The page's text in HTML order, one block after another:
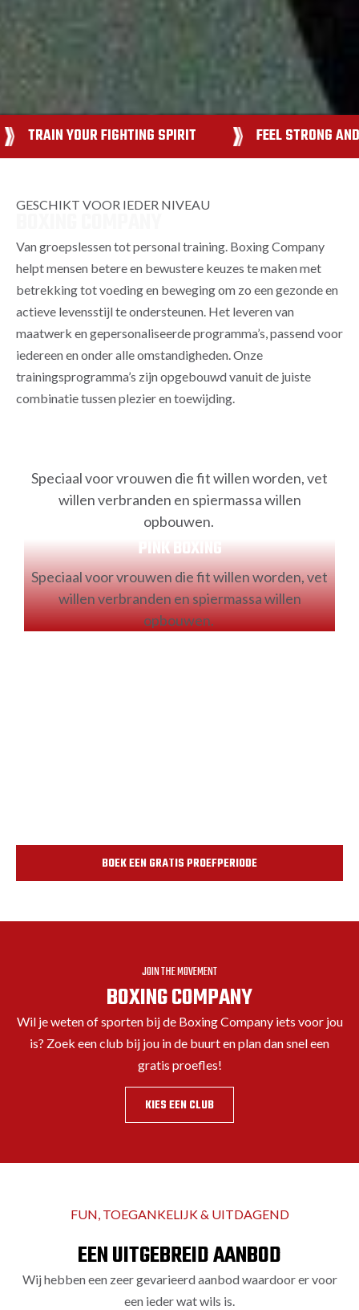
TRAIN YOUR FIGHTING SPIRIT FEEL STRONG
GESCHIKT VOOR IEDER NIVEAU
Van groepslessen tot personal training. Boxing Company
helpt mensen betere en bewustere keuzes te maken met
betrekking tot voeding en beweging om zo een gezonde en
actieve levensstijl te ondersteunen. Het leveren van
maatwerk en gepersonaliseerde programma’s, passend voor
iedereen en onder alle omstandigheden. Onze
trainingsprogramma’s zijn opgebouwd vanuit de juiste
combinatie tussen plezier en toewijding.
Speciaal voor vrouwen die fit willen worden, vet
willen verbranden en spiermassa willen
opbouwen.
PINK BOXING
Speciaal voor vrouwen die fit willen worden, vet
willen verbranden en spiermassa willen
opbouwen.
BOEK EEN GRATIS PROEFPERIODE
JOIN THE MOVEMENT
BOXING COMPANY
Wil je weten of sporten bij de Boxing Company iets voor jou
is? Zoek een club bij jou in de buurt en plan dan snel een
gratis proefles!
KIES EEN CLUB
FUN, TOEGANKELIJK & UITDAGEND
EEN UITGEBREID AANBOD
Wij hebben een zeer gevarieerd aanbod waardoor er voor
een ieder wat wils is.